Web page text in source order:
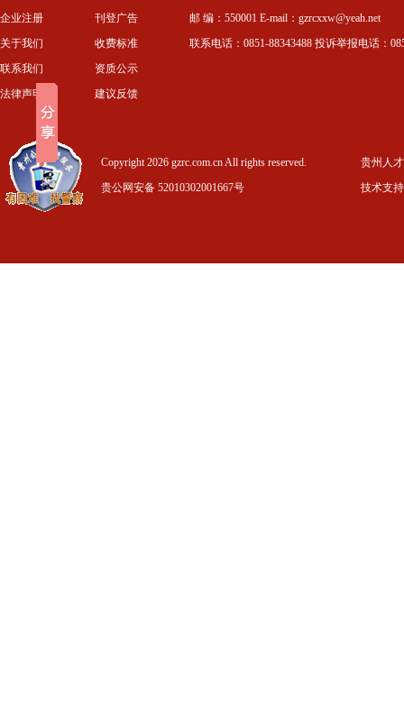
企业注册
关于我们
联系我们
法律声明
刊登广告
收费标准
资质公示
建议反馈
邮 编：550001 E-mail：gzrcxxw@yeah.net
联系电话：0851-88343488 投诉举报电话：
Copyright 2026 gzrc.com.cn All rights reserved.
贵公网安备 52010302001667号
贵州人
技术支